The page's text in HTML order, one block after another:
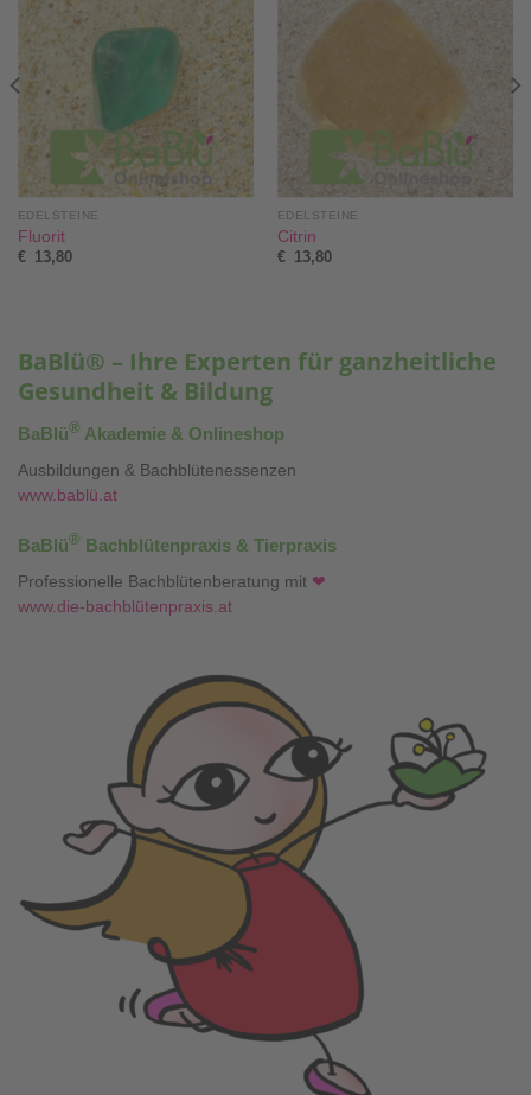
EDELSTEINE
Fluorit
€ 13,80
EDELSTEINE
Citrin
€ 13,80
BaBlü® – Ihre Experten für ganzheitliche
Gesundheit & Bildung
BaBlü® Akademie & Onlineshop
Ausbildungen & Bachblütenessenzen
www.bablü.at
BaBlü® Bachblütenpraxis & Tierpraxis
Professionelle Bachblütenberatung mit ❤
www.die-bachblütenpraxis.at